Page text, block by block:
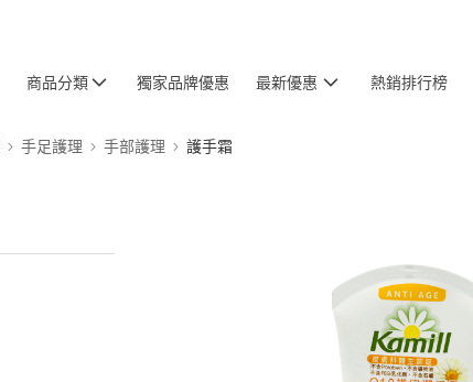
商品分類 獨家品牌優惠 最新優惠 熱銷排行榜
手足護理 手部護理 護手霜